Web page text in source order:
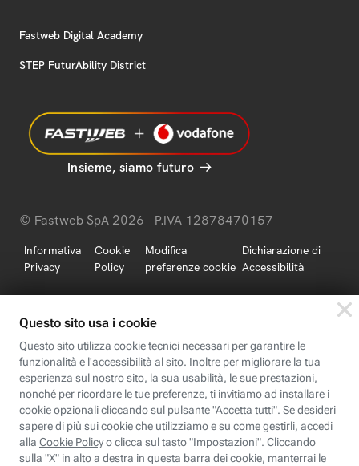
Fastweb Digital Academy
STEP FuturAbility District
Insieme, siamo futuro
© Fastweb SpA 2026 - P.IVA 12878470157
Informativa
Privacy
Cookie
Policy
Modifica
preferenze cookie
Dichiarazione di
Accessibilità